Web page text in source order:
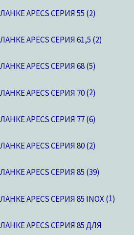
APECS СЕРИЯ 55 2
APECS СЕРИЯ 61,5 2
APECS СЕРИЯ 68 5
APECS СЕРИЯ 70 2
APECS СЕРИЯ 77 6
APECS СЕРИЯ 80 2
APECS СЕРИЯ 85 39
APECS СЕРИЯ 85 INOX 1
APECS СЕРИЯ 85 ДЛЯ